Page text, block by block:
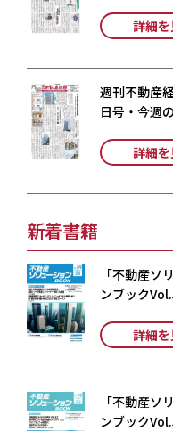
詳細
週刊不動産
日号・今週
詳細
新着書籍
「不動産ソ
ンブック
詳細
「不動産ソ
ンブック